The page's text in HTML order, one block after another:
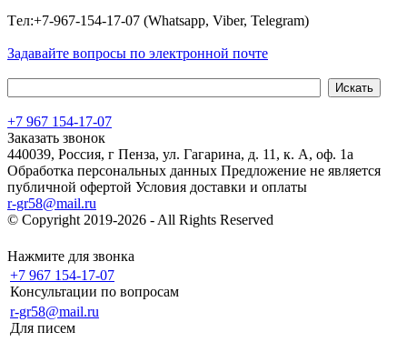
Tел:+7-967-154-17-07 (Whatsapp, Viber, Telegram)
Задавайте вопросы по электронной почте
+7 967 154-17-07
Заказать звонок
440039, Россия, г Пенза, ул. Гагарина, д. 11, к. А, оф. 1а
Обработка персональных данных Предложение не является
публичной офертой Условия доставки и оплаты
r-gr58@mail.ru
© Copyright 2019-2026 - All Rights Reserved
Нажмите для звонка
+7 967 154-17-07
Консультации по вопросам
r-gr58@mail.ru
Для писем